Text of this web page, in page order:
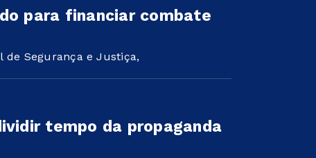
para financiar combate
de Segurança e Justiça,
tempo da propaganda